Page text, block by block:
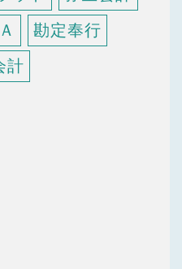
勘定奉行
計